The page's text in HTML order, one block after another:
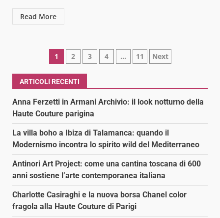
Read More
Paginazione
degli
articoli
1 2 3 4 … 11 Next
ARTICOLI RECENTI
Anna Ferzetti in Armani Archivio: il look notturno della
Haute Couture parigina
La villa boho a Ibiza di Talamanca: quando il
Modernismo incontra lo spirito wild del Mediterraneo
Antinori Art Project: come una cantina toscana di 600
anni sostiene l’arte contemporanea italiana
Charlotte Casiraghi e la nuova borsa Chanel color
fragola alla Haute Couture di Parigi